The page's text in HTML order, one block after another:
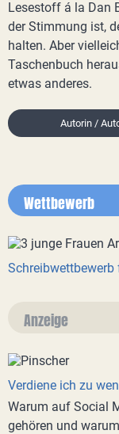
Lesestoff á la Dan
der Stimmung ist,
halten. Aber
Taschenbuch
etwas anderes.
Autorin /
Wettbewerb
Anzeige
Verdiene ich zu
Warum auf Social
gehören und